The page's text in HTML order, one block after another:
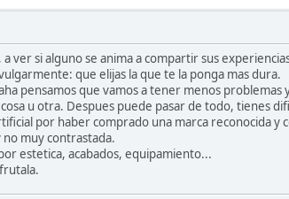
ver si alguno se anima a compartir sus
que elijas la que te la ponga mas dura.
pensamos que vamos a tener menos
u otra. Despues puede pasar de todo, tienes
por haber comprado una marca reconocida y
muy contrastada.
estetica, acabados, equipamiento...